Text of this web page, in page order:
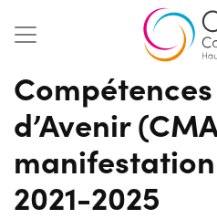
d’Avenir
2021-2025